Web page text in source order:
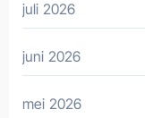
juli 2026
juni 2026
mei 2026